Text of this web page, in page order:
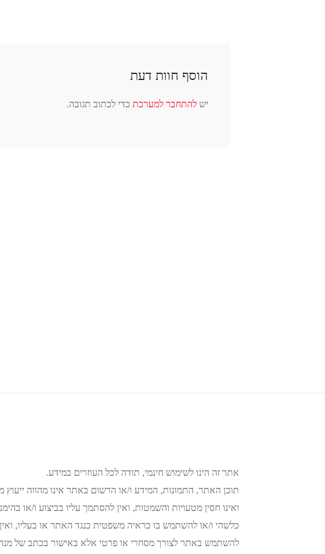
הוסף חוות דעת
יש להתחבר למערכת כדי לכתוב תגובה.
אתר זה הינו לשימוש חינמי, תודה לכל העוזרים במידע.
תוכן האתר, התמונות, המידע ו/או הרשום באתר אינו מהווה ייעוץ
ואינו חסין מטעויות והשמטות, ואין להסתמך עליו בביצוע ו/או
כלשהי ו/או להשתמש בו כראיה משפטית כנגד האתר או בעליו,
להשתמש באתר לצורך מסחרי או פרטי אלא באישור בכתב של